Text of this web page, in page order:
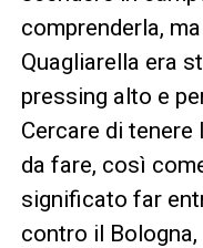
comprenderla,
Quagliarella era
pressing alto e
Cercare di tenere
da fare, così
significato far
contro il